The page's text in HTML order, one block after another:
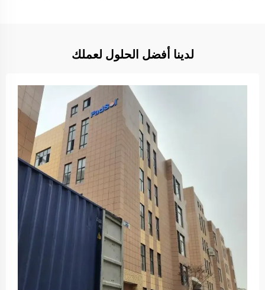
لدينا أفضل الحلول لعملك